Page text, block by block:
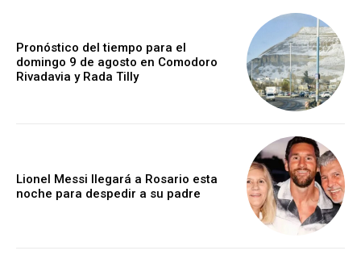
Pronóstico del tiempo para el
domingo 9 de agosto en Comodoro
Rivadavia y Rada Tilly
Lionel Messi llegará a Rosario esta
noche para despedir a su padre